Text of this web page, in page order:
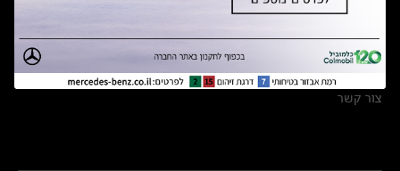
אולמות תצוגה
מרכזי שירות
צור קשר